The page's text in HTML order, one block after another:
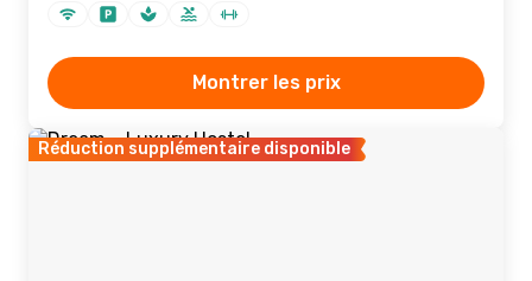
Montrer les prix
Réduction supplémentaire disponible